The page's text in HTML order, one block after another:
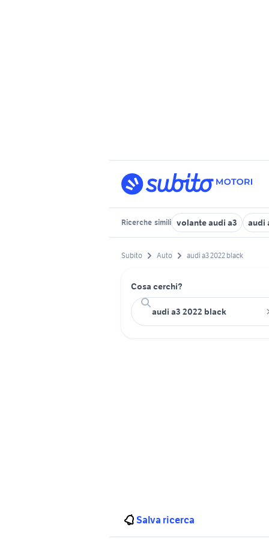
Ricerche simili volante audi a3 audi
Subito Auto audi a3 2022 black
Cosa cerchi?
Salva ricerca